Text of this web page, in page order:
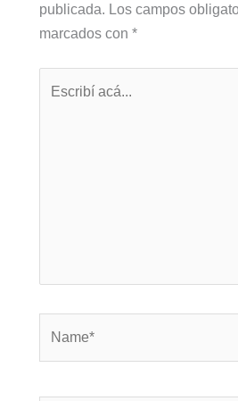
publicada. Los campos
marcados con *